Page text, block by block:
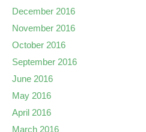
December 2016
November 2016
October 2016
September 2016
June 2016
May 2016
April 2016
March 2016